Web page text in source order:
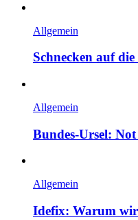
Allgemein
Schnecken auf
Allgemein
Bundes-Ursel:
Allgemein
Idefix: Warum